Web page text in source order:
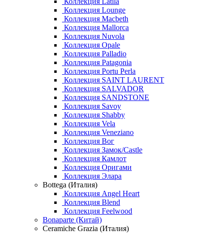
Коллекция Lounge
Коллекция Macbeth
Коллекция Mallorca
Коллекция Nuvola
Коллекция Opale
Коллекция Palladio
Коллекция Patagonia
Коллекция Portu Perla
Коллекция SAINT LAURENT
Коллекция SALVADOR
Коллекция SANDSTONE
Коллекция Savoy
Коллекция Shabby
Коллекция Vela
Коллекция Veneziano
Коллекция Вог
Коллекция Замок/Castle
Коллекция Камлот
Коллекция Оригами
Коллекция Элара
Bottega (Италия)
Коллекция Angel Heart
Коллекция Blend
Коллекция Feelwood
Bonaparte (Китай)
Ceramiche Grazia (Италия)